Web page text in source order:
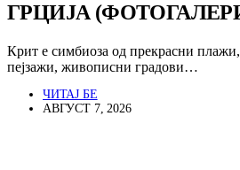
ГРЦИЈА
Крит е симбиоза од прекрасни
пејзажи, живописни градови…
ЧИТАЈ БЕ
АВГУСТ 7, 2026